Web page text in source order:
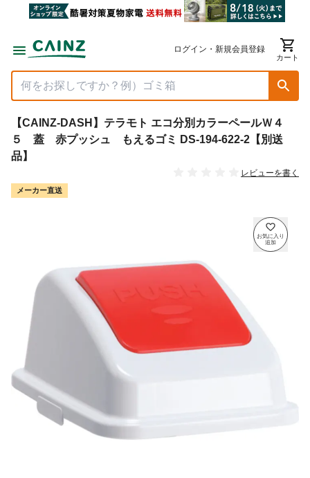
ログイン・新規会員登録
カート
【CAINZ-DASH】テラモト エコ分別カラーペールＷ４
５ 蓋 赤プッシュ もえるゴミ DS-194-622-2【別送
品】
レビューを書く
メーカー直送